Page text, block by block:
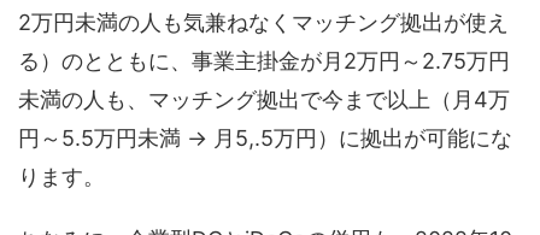
2万円未満の人も気兼ねなくマッチング拠出が使え
る）のとともに、事業主掛金が月2万円～2.75万円
未満の人も、マッチング拠出で今まで以上（月4万
円～5.5万円未満 → 月5,.5万円）に拠出が可能にな
ります。